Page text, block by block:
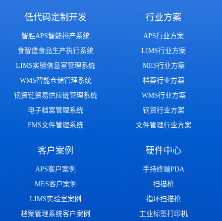
低代码定制开发
智胜APS智能排产系统
食智造食品生产执行系统
LIMS实验信息室管理系统
WMS智能仓储管理系统
钢贸链贸易供应链管理系统
电子档案管理系统
FMS文件管理系统
行业方案
APS行业方案
LIMS行业方案
MES行业方案
档案行业方案
WMS行业方案
钢贸行业方案
文件管理行业方案
客户案例
APS客户案例
MES客户案例
LIMS实验室案例
档案管理系统客户案例
硬件中心
手持终端PDA
扫描枪
指环扫描枪
工业标签打印机